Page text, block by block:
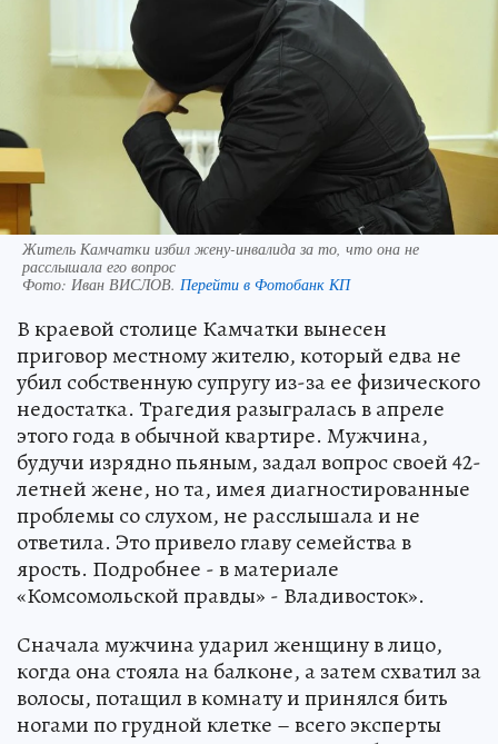
Житель Камчатки избил жену-инвалида за то, что она не
расслышала его вопрос
Фото: Иван ВИСЛОВ. Перейти в Фотобанк КП
В краевой столице Камчатки вынесен
приговор местному жителю, который едва не
убил собственную супругу из-за ее физического
недостатка. Трагедия разыгралась в апреле
этого года в обычной квартире. Мужчина,
будучи изрядно пьяным, задал вопрос своей 42-
летней жене, но та, имея диагностированные
проблемы со слухом, не расслышала и не
ответила. Это привело главу семейства в
ярость. Подробнее - в материале
«Комсомольской правды» - Владивосток».
Сначала мужчина ударил женщину в лицо,
когда она стояла на балконе, а затем схватил за
волосы, потащил в комнату и принялся бить
ногами по грудной клетке – всего эксперты